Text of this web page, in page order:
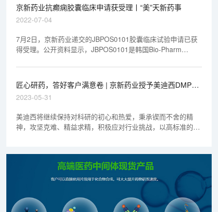
京新药业抗癫痫胶囊临床申请获受理丨“美”天新药事
2022-07-04
7月2日，京新药业递交的JBPOS0101胶囊临床试验申请已获
得受理。公开资料显示，JBPOS0101是韩国Bio-Pharm
通过合作获得了该药在中国地区的独家权益，此项合作首付款
和里程碑付款高达4000万美元。
匠心研药，答好客户满意卷 | 京新药业授予美迪西DMPK
团队、新药注册部“突出贡献团队奖”殊荣
2023-05-31
美迪西将继续保持对科研的初心和热爱，秉承锲而不舍的精
神，攻坚克难、精益求精，积极应对行业挑战，以高标准的服